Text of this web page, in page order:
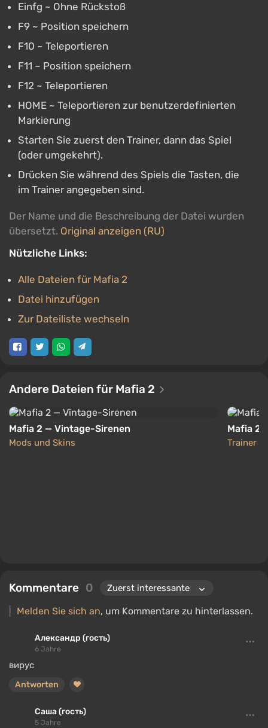
Einfg ~ Ohne Rückstoß
F9 ~ Position speichern
F10 ~ Teleportieren
F11 ~ Position speichern
F12 ~ Teleportieren
HOME ~ Teleportieren zur benutzerdefinierten
Markierung
Starten Sie zuerst den Trainer, dann das Spiel
(oder umgekehrt).
Drücken Sie während des Spiels die Tasten, die
im Trainer angegeben sind.
Der Name und die Beschreibung der Datei wurden
übersetzt. Original anzeigen (RU)
Nützliche Links:
Alle Dateien für Mafia 2
Datei hinzufügen
Zur Dateiliste wechseln
Andere Dateien für Mafia 2
Mafia 2 — Vintage-Sirenen
Mods und Skins
Mafia 2
Trainer
Kommentare 0
Melden Sie sich an, um Kommentare zu hinterlassen.
Александр (гость)
6 Jahre
вирус
Antworten
Саша (гость)
5 Jahre